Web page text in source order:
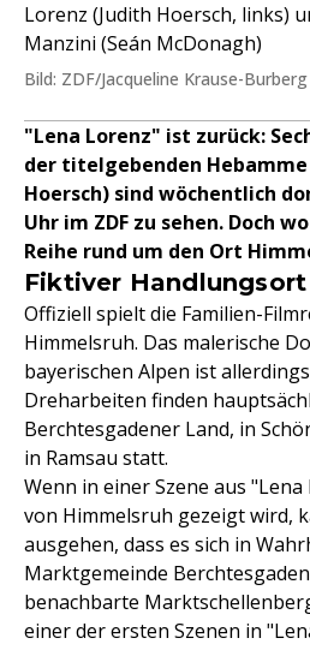
Lorenz (Judith Hoersch, links)
Manzini (Seán McDonagh)
Bild: ZDF/Jacqueline Krause-Burberg
"Lena Lorenz" ist zurück:
der titelgebenden
Hoersch) sind wöchentlich
Uhr im ZDF zu sehen. Doch
Reihe rund um den Ort
Fiktiver
Offiziell spielt die Familien-
Himmelsruh. Das malerische
bayerischen Alpen ist
Dreharbeiten finden
Berchtesgadener Land, in
in Ramsau statt.
Wenn in einer Szene aus
von Himmelsruh gezeigt wird,
ausgehen, dass es sich in
Marktgemeinde
benachbarte
einer der ersten Szenen in